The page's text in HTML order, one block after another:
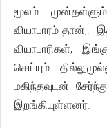
மூலம்
வியாபாரம் தான்;.
வியாபாரிகள்,
செய்யும்
மகிந்தவுடன்
இறங்கியுள்ளனர்.